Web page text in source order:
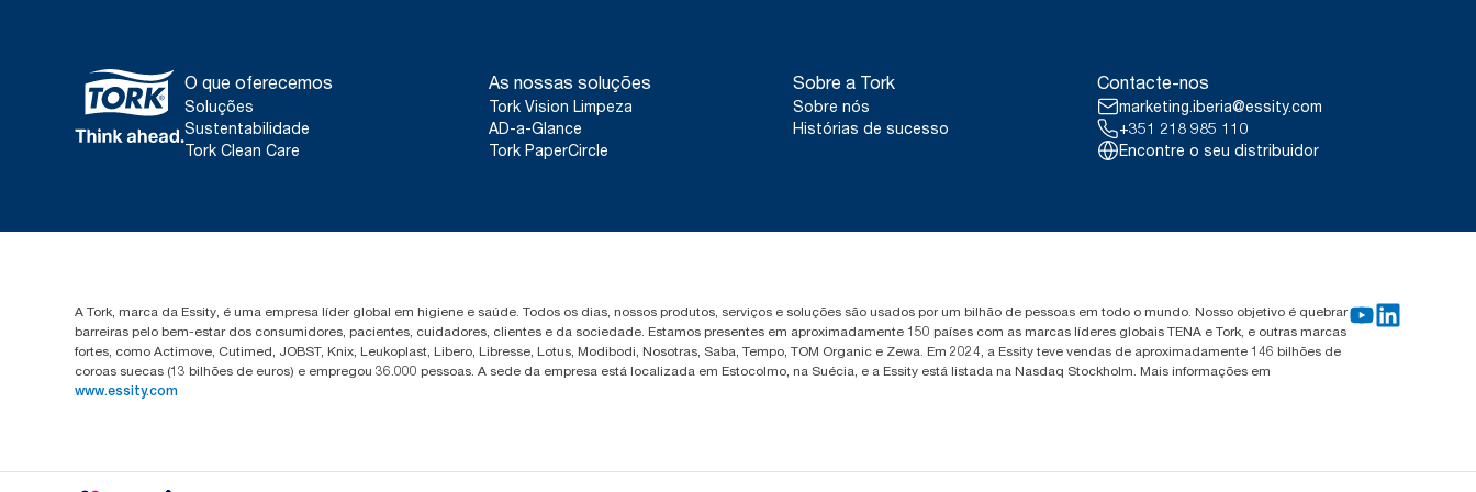
base em avaliações de ciclo de vida (ACV) revistas por uma entidade externa que abrangem
todos os escalões de qualidade das recargas combinados com dados de consumo. Porque
estes dados são uma média do sistema, não se destinam a ser utilizados nos relatórios sobre a
pegada de carbono para artigos específicos ou consumo.
O que oferecemos
Soluções
Sustentabilidade
Tork Clean Care
As nossas soluções
Tork Vision Limpeza
AD-a-Glance
Tork PaperCircle
Sobre a Tork
Sobre nós
Histórias de sucesso
Contacte-nos
marketing.iberia@essity.com
+351 218 985 110
Encontre o seu distribuidor
A Tork, marca da Essity, é uma empresa líder global em higiene e saúde. Todos os dias, nossos produtos, serviços e soluções são usados por um bilhão de pessoas em todo o mundo. Nosso objetivo é quebrar
barreiras pelo bem-estar dos consumidores, pacientes, cuidadores, clientes e da sociedade. Estamos presentes em aproximadamente 150 países com as marcas líderes globais TENA e Tork, e outras marcas
fortes, como Actimove, Cutimed, JOBST, Knix, Leukoplast, Libero, Libresse, Lotus, Modibodi, Nosotras, Saba, Tempo, TOM Organic e Zewa. Em 2024, a Essity teve vendas de aproximadamente 146 bilhões de
coroas suecas (13 bilhões de euros) e empregou 36.000 pessoas. A sede da empresa está localizada em Estocolmo, na Suécia, e a Essity está listada na Nasdaq Stockholm. Mais informações em
www.essity.com